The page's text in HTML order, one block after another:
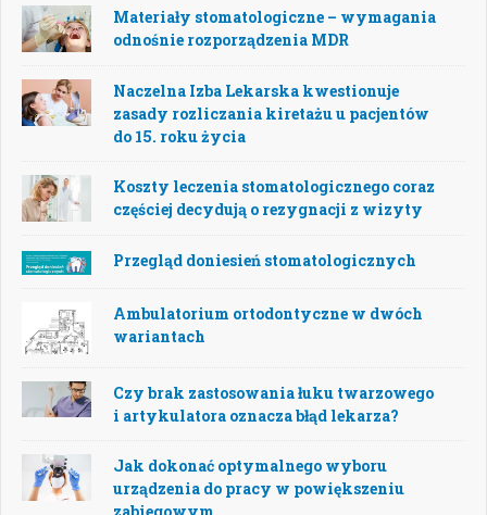
Materiały stomatologiczne – wymagania
odnośnie rozporządzenia MDR
Naczelna Izba Lekarska kwestionuje
zasady rozliczania kiretażu u pacjentów
do 15. roku życia
Koszty leczenia stomatologicznego coraz
częściej decydują o rezygnacji z wizyty
Przegląd doniesień stomatologicznych
Ambulatorium ortodontyczne w dwóch
wariantach
Czy brak zastosowania łuku twarzowego
i artykulatora oznacza błąd lekarza?
Jak dokonać optymalnego wyboru
urządzenia do pracy w powiększeniu